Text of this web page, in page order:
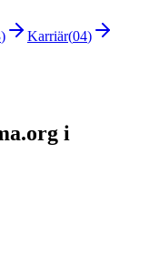
) Karriär(04)
i